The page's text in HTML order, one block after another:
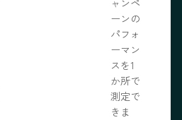
ャンペ
ーンの
パフォ
ーマン
スを1
か所で
測定で
きま